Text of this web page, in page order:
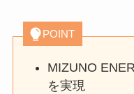
POINT
MIZUNO
を実現